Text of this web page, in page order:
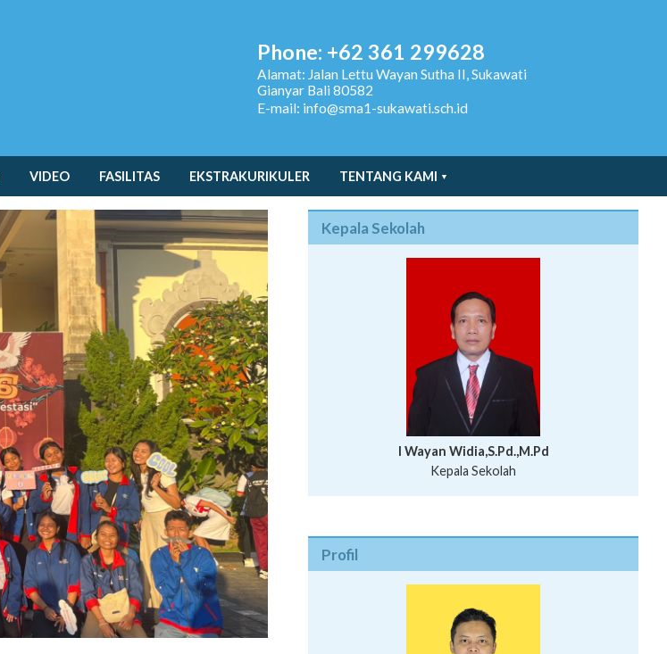
Phone: +62 361 299628
Alamat: Jalan Lettu Wayan Sutha II, Sukawati
Gianyar Bali 80582
E-mail: info@sma1-sukawati.sch.id
VIDEO FASILITAS EKSTRAKURIKULER TENTANG KAMI
Kepala Sekolah
I Wayan Widia,S.Pd.,M.Pd
Kepala Sekolah
Profil